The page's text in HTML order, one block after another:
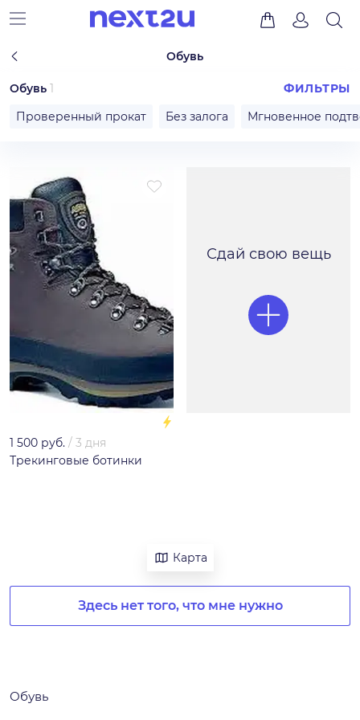
Обувь
Обувь 1
ФИЛЬТРЫ
Проверенный прокат
Без залога Мгновенное
1 500 руб. / 3 дня
Трекинговые ботинки
Сдай свою вещь
Карта
Здесь нет того, что мне нужно
Обувь